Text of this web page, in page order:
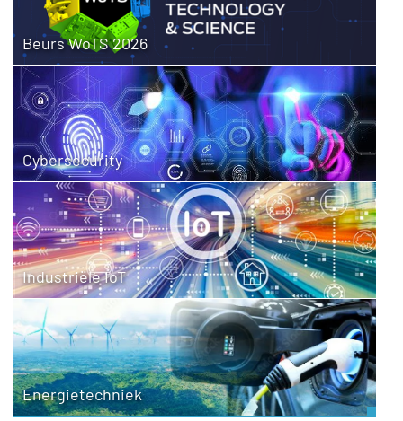
Beurs WoTS 2026
Cybersecurity
Industriële IoT
Energietechniek